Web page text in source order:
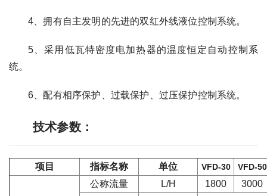
4、拥有自主发明的先进的双红外线液位控制系统。
5、采用低瓦特密度电加热器的温度恒定自动控制系
统。
6、配有相序保护、过载保护、过压保护控制系统。
技术参数：
项目 指标名称 单位 VFD-30 VFD-50
公称流量 L/H 1800 3000